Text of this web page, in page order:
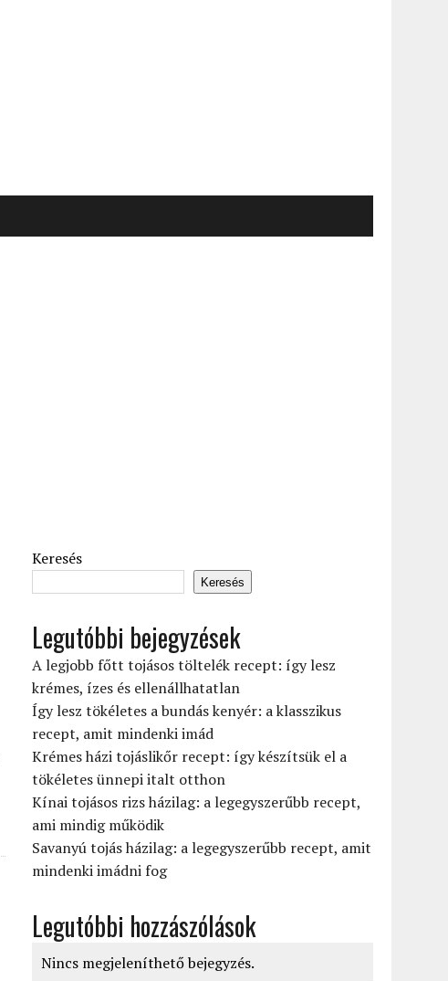
Keresés
Keresés
Legutóbbi bejegyzések
A legjobb főtt tojásos töltelék recept: így lesz
krémes, ízes és ellenállhatatlan
Így lesz tökéletes a bundás kenyér: a klasszikus
recept, amit mindenki imád
Krémes házi tojáslikőr recept: így készítsük el a
tökéletes ünnepi italt otthon
Kínai tojásos rizs házilag: a legegyszerűbb recept,
ami mindig működik
Savanyú tojás házilag: a legegyszerűbb recept, amit
mindenki imádni fog
Legutóbbi hozzászólások
Nincs megjeleníthető bejegyzés.